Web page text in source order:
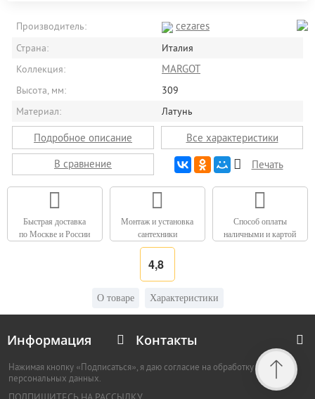
Производитель: cezares
Страна:
Италия
Коллекция:
MARGOT
Высота, мм:
309
Материал:
Латунь
Подробное описание
Все характеристики
В сравнение
Печать
Быстрая доставка
по Москве и России
Монтаж и установка
сантехники
Способ оплаты
наличными и картой
4,8
О товаре Характеристики
Информация Контакты
Нажимая кнопку «Подписаться», я даю согласие на обработку
персональных данных.